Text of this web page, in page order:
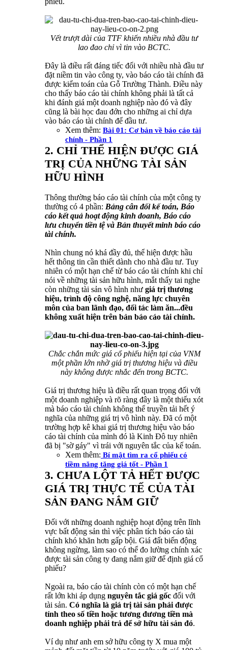
Vết trượt dài của TTF khiến nhiều nhà đầu tư
lao đao chỉ vì tin vào BCTC.
Đây là điều rất đáng tiếc đối với nhiều nhà đầu tư
đặt niềm tin vào công ty, vào báo cáo tài chính đã
được kiểm toán của Gỗ Trường Thành. Điều này
cho thấy báo cáo tài chính không phải là tất cả
khi đánh giá một doanh nghiệp nào đó và đây
cũng là bài học đau đớn cho những ai chỉ dựa
vào báo cáo tài chính để đầu tư.
Xem thêm: Bài 01: Cơ bản về báo cáo tài
chính - Phần 1
2. CHỈ THỂ HIỆN ĐƯỢC GIÁ
TRỊ CỦA NHỮNG TÀI SẢN
HỮU HÌNH
Thông thường báo cáo tài chính của một công ty
thường có 4 phần: Bảng cân đối kế toán, Báo
cáo kết quả hoạt động kinh doanh, Báo cáo
lưu chuyển tiền tệ và Bản thuyết minh báo cáo
tài chính.
Nhìn chung nó khá đầy đủ, thể hiện được hầu
hết thông tin cần thiết dành cho nhà đầu tư. Tuy
nhiên có một hạn chế từ báo cáo tài chính khi chỉ
nói về những tài sản hữu hình, mắt thấy tai nghe
còn những tài sản vô hình như giá trị thương
hiệu, trình độ công nghệ, năng lực chuyên
môn của ban lãnh đạo, đối tác làm ăn...đều
không xuất hiện trên bản báo cáo tài chính.
Chắc chắn mức giá cổ phiếu hiện tại của VNM
một phần lớn nhờ giá trị thương hiệu và điều
này không được nhắc đến trong BCTC.
Giá trị thương hiệu là điều rất quan trọng đối với
một doanh nghiệp và rõ ràng đây là một thiếu xót
mà báo cáo tài chính không thể truyền tải hết ý
nghĩa của những giá trị vô hình này. Đã có một
trường hợp kê khai giá trị thương hiệu vào báo
cáo tài chính của mình đó là Kinh Đô tuy nhiên
đã bị "sờ gáy" vì trái với nguyên tắc của kế toán.
Xem thêm: Bí mật tìm ra cổ phiếu có
tiềm năng tăng giá tốt - Phần 1
3. CHƯA LỘT TẢ HẾT ĐƯỢC
GIÁ TRỊ THỰC TẾ CỦA TÀI
SẢN ĐANG NẮM GIỮ
Đối với những doanh nghiệp hoạt động trên lĩnh
vực bất động sản thì việc phân tích báo cáo tài
chính khó khăn hơn gấp bội. Giá đất biến động
không ngừng, làm sao có thể đo lường chính xác
được tài sản công ty đang nắm giữ để định giá cổ
phiếu?
Ngoài ra, báo cáo tài chính còn có một hạn chế
rất lớn khi áp dụng nguyên tắc giá gốc đối với
tài sản. Có nghĩa là giá trị tài sản phải được
tính theo số tiền hoặc tương đương tiền mà
doanh nghiệp phải trả để sở hữu tài sản đó.
Ví dụ như anh em sở hữu công ty X mua một